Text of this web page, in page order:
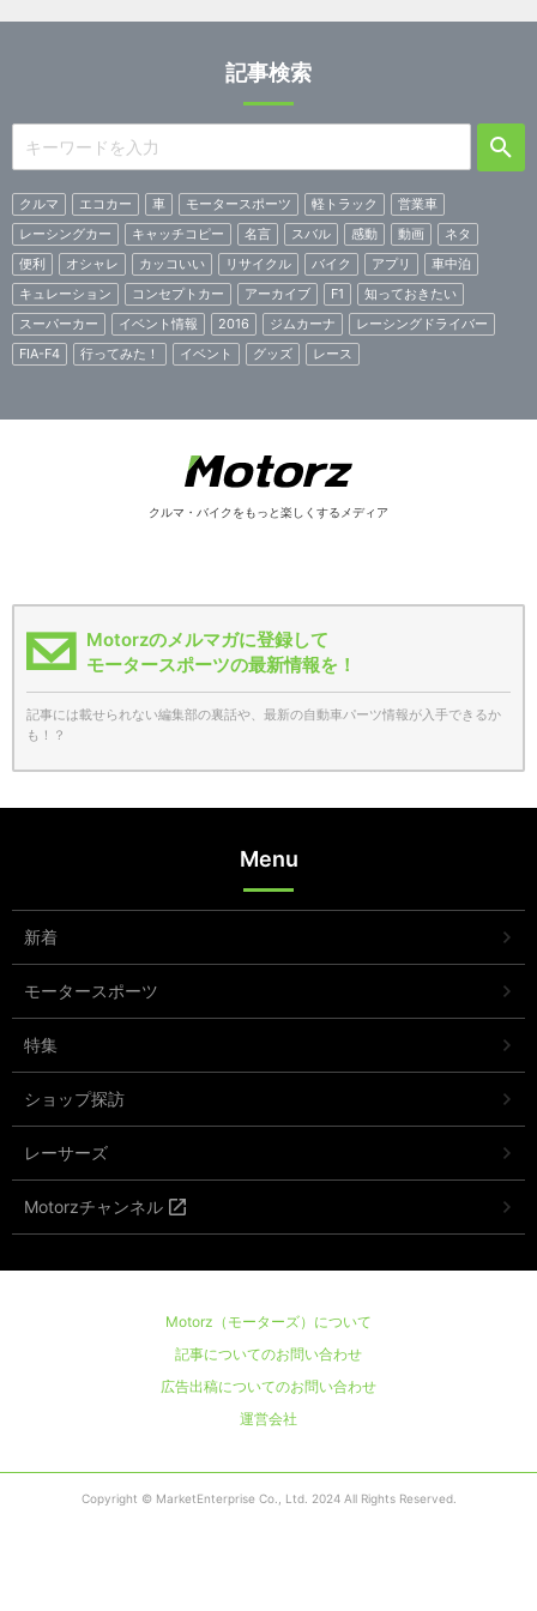
記事検索
クルマ エコカー 車 モータースポーツ 軽トラック
営業車
レーシングカー
キャッチコピー 名言 スバル 感動 動画
ネタ
便利
オシャレ カッコいい リサイクル バイク アプリ
車中泊
キュレーション
コンセプトカー アーカイブ F1
知っておきたい
スーパーカー
イベント情報 2016 ジムカーナ
レーシングドライバー
FIA-F4
行ってみた！ イベント グッズ レース
クルマ・バイクをもっと楽しくするメディア
Motorzのメルマガに登録して
モータースポーツの最新情報を！
記事には載せられない編集部の裏話や、最新の自動車パーツ情報が入手できるか
も！？
Menu
新着
モータースポーツ
特集
ショップ探訪
レーサーズ
Motorzチャンネル
Motorz（モーターズ）について
記事についてのお問い合わせ
広告出稿についてのお問い合わせ
運営会社
Copyright © MarketEnterprise Co., Ltd. 2024 All Rights Reserved.